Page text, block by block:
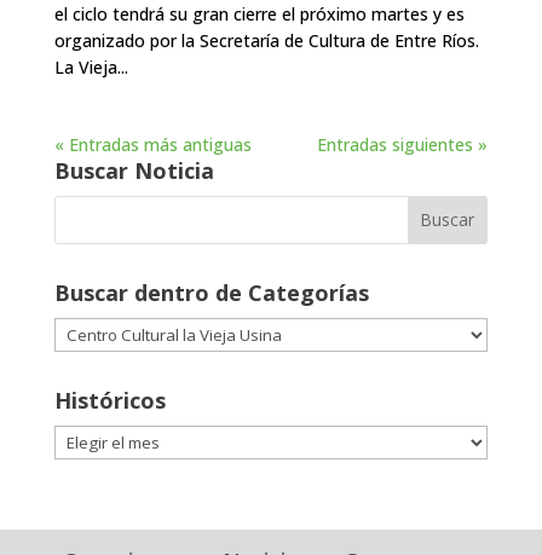
el ciclo tendrá su gran cierre el próximo martes y es
organizado por la Secretaría de Cultura de Entre Ríos.
La Vieja...
« Entradas más antiguas Entradas siguientes »
Buscar Noticia
Buscar dentro de Categorías
Buscar
dentro
Categorías
Históricos
Históricos